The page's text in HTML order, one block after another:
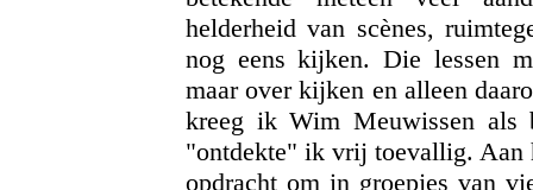
helderheid van scènes,
nog eens kijken. Die lessen
maar over kijken en alleen
kreeg ik Wim Meuwissen als
"ontdekte" ik vrij toevallig. Aan
opdracht om in groepjes van